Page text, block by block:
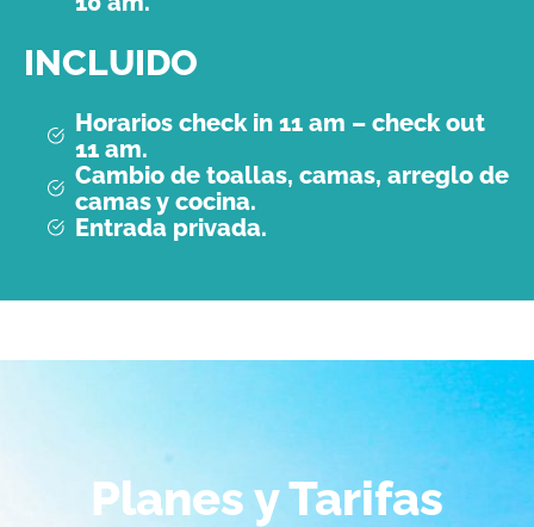
INCLUIDO
Horarios check in 11 am – check out
11 am.
Cambio de toallas, camas, arreglo de
camas y cocina.
Entrada privada.
Planes y Tarifas